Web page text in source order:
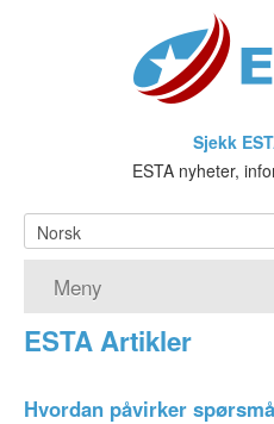
Sjekk
ESTA nyheter,
Meny
Hjem
ESTA Artikler
Hvordan påvirker